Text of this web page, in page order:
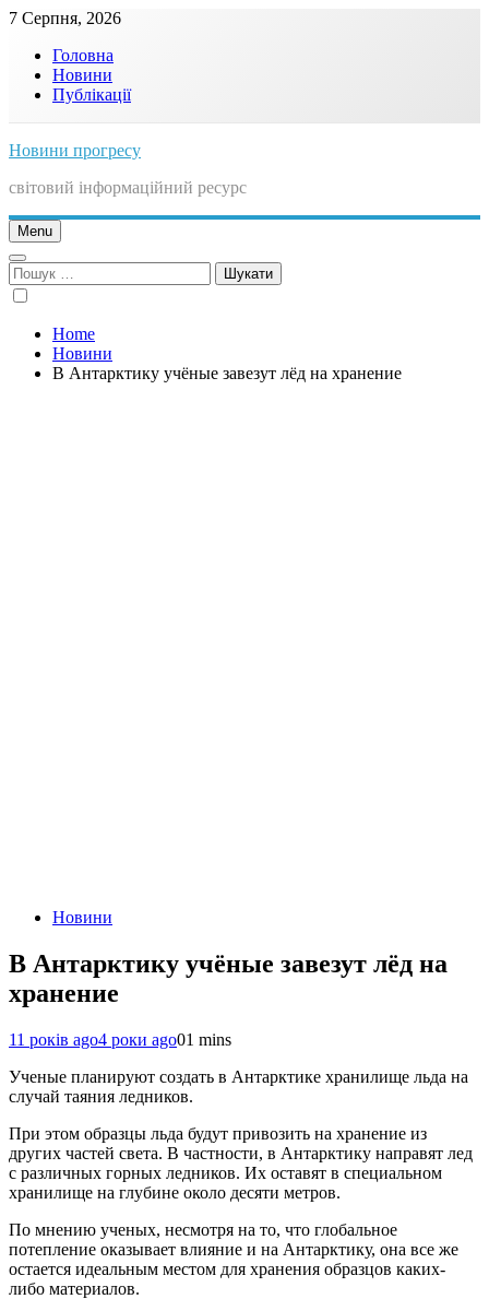
Skip
content
7 Серпня, 2026
Головна
Новини
Публікації
Новини прогресу
світовий інформаційний ресурс
Menu
Пошук:
Home
Новини
В Антарктику учёные завезут лёд на хранение
Новини
В Антарктику учёные завезут лёд на
хранение
11 років ago4 роки ago01 mins
Ученые планируют создать в Антарктике хранилище льда на
случай таяния ледников.
При этом образцы льда будут привозить на хранение из
других частей света. В частности, в Антарктику направят лед
с различных горных ледников. Их оставят в специальном
хранилище на глубине около десяти метров.
По мнению ученых, несмотря на то, что глобальное
потепление оказывает влияние и на Антарктику, она все же
остается идеальным местом для хранения образцов каких-
либо материалов.